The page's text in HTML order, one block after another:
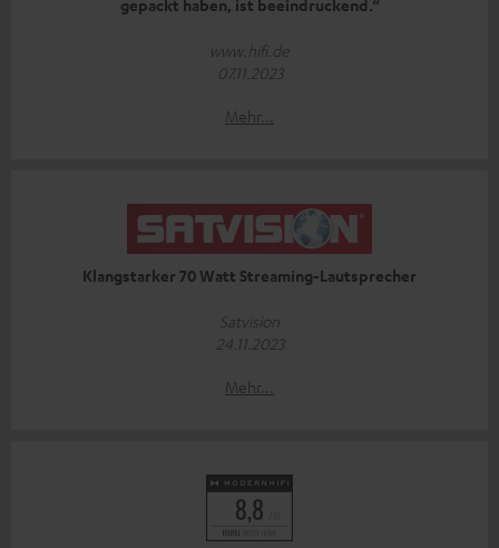
gepackt haben, ist beeindruckend.“
www.hifi.de
07.11.2023
Mehr...
Klangstarker 70 Watt Streaming-Lautsprecher
Satvision
24.11.2023
Mehr...